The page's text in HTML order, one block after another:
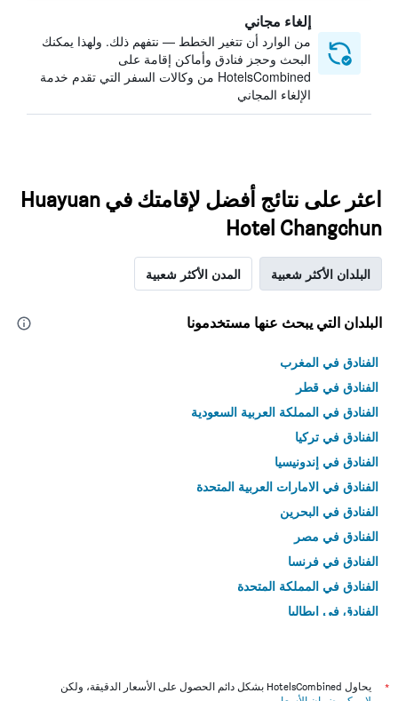
إلغاء مجاني
من الوارد أن تتغير الخطط — نتفهم ذلك. ولهذا يمكنك
البحث وحجز فنادق وأماكن إقامة على
HotelsCombined من وكالات السفر التي تقدم خدمة
الإلغاء المجاني
اعثر على نتائج أفضل لإقامتك في Huayuan
Hotel Changchun
البلدان الأكثر شعبية المدن الأكثر شعبية
البلدان التي يبحث عنها مستخدمونا
الفنادق في المغرب
الفنادق في قطر
الفنادق في المملكة العربية السعودية
الفنادق في تركيا
الفنادق في إندونيسيا
الفنادق في الامارات العربية المتحدة
الفنادق في البحرين
الفنادق في مصر
الفنادق في فرنسا
الفنادق في المملكة المتحدة
الفنادق في إيطاليا
*
يحاول HotelsCombined بشكل دائم الحصول على الأسعار الدقيقة، ولكن